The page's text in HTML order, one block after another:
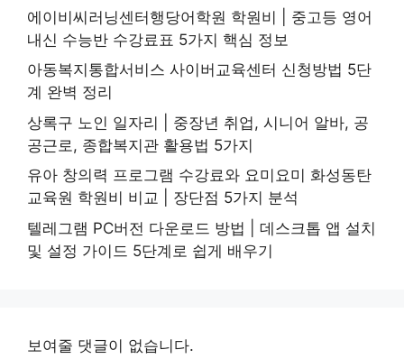
에이비씨러닝센터행당어학원 학원비 | 중고등 영어
내신 수능반 수강료표 5가지 핵심 정보
아동복지통합서비스 사이버교육센터 신청방법 5단
계 완벽 정리
상록구 노인 일자리 | 중장년 취업, 시니어 알바, 공
공근로, 종합복지관 활용법 5가지
유아 창의력 프로그램 수강료와 요미요미 화성동탄
교육원 학원비 비교 | 장단점 5가지 분석
텔레그램 PC버전 다운로드 방법 | 데스크톱 앱 설치
및 설정 가이드 5단계로 쉽게 배우기
보여줄 댓글이 없습니다.